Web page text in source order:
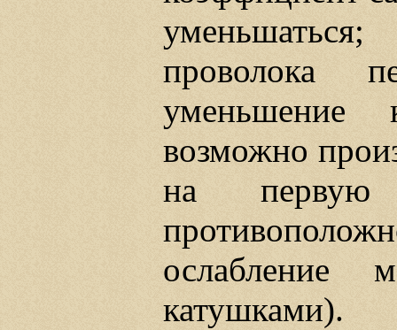
проволока
уменьшение
возможно
на
ослабление
катушками).